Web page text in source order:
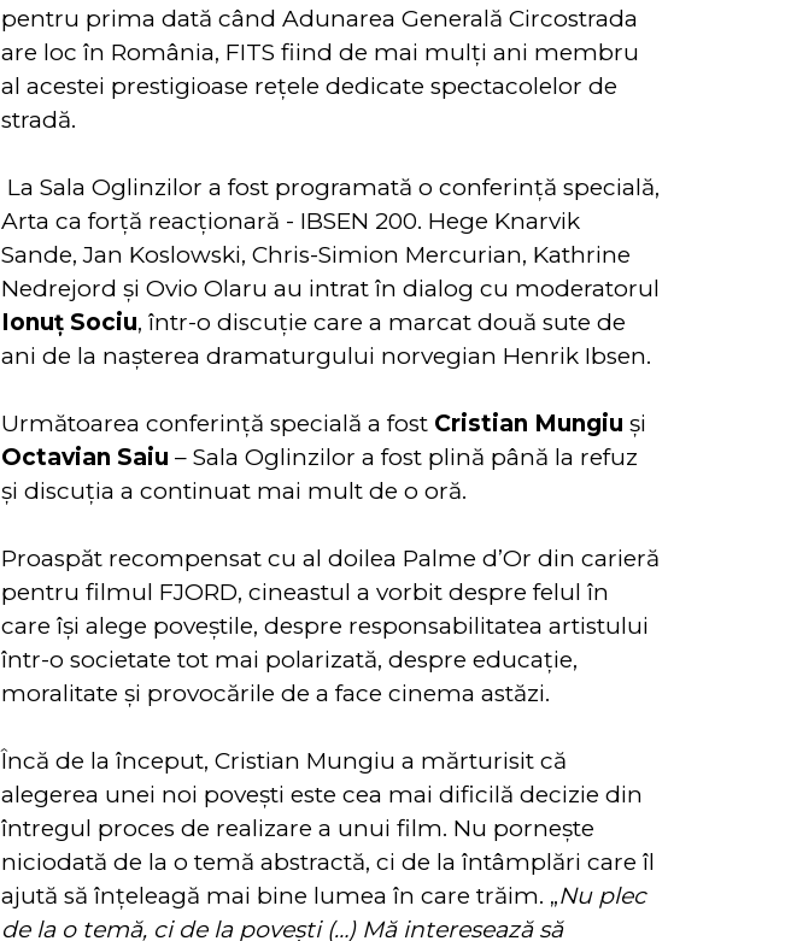
pentru prima dată când Adunarea Generală Circostrada
are loc în România, FITS fiind de mai mulţi ani membru
al acestei prestigioase reţele dedicate spectacolelor de
stradă.
La Sala Oglinzilor a fost programată o conferință specială,
Arta ca forță reacționară - IBSEN 200. Hege Knarvik
Sande, Jan Koslowski, Chris-Simion Mercurian, Kathrine
Nedrejord şi Ovio Olaru au intrat în dialog cu moderatorul
Ionuț Sociu, într-o discuţie care a marcat două sute de
ani de la nașterea dramaturgului norvegian Henrik Ibsen.
Următoarea conferință specială a fost Cristian Mungiu și
Octavian Saiu – Sala Oglinzilor a fost plină până la refuz
și discuția a continuat mai mult de o oră.
Proaspăt recompensat cu al doilea Palme d’Or din carieră
pentru filmul FJORD, cineastul a vorbit despre felul în
care își alege poveștile, despre responsabilitatea artistului
într-o societate tot mai polarizată, despre educație,
moralitate și provocările de a face cinema astăzi.
Încă de la început, Cristian Mungiu a mărturisit că
alegerea unei noi povești este cea mai dificilă decizie din
întregul proces de realizare a unui film. Nu pornește
niciodată de la o temă abstractă, ci de la întâmplări care îl
ajută să înțeleagă mai bine lumea în care trăim. „Nu plec
de la o temă, ci de la povești (…) Mă interesează să